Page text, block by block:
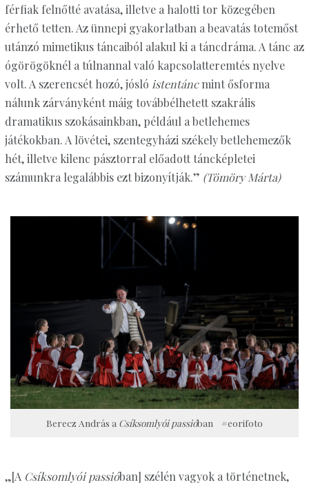
férfiak felnőtté avatása, illetve a halotti tor közegében
érhető tetten. Az ünnepi gyakorlatban a beavatás totemőst
utánzó mimetikus táncaiból alakul ki a táncdráma. A tánc az
ógörögöknél a túlnannal való kapcsolatteremtés nyelve
volt. A szerencsét hozó, jósló istentáncmint ősforma
nálunk zárványként máig továbbélhetett szakrális
dramatikus szokásainkban, például a betlehemes
játékokban. A lövétei, szentegyházi székely betlehemezők
hét, illetve kilenc pásztorral előadott táncképletei
számunkra legalábbis ezt bizonyítják.” (Tömöry Márta)
Berecz András a Csíksomlyói passióban #eorifoto
„[A Csíksomlyói passióban] szélén vagyok a történetnek,